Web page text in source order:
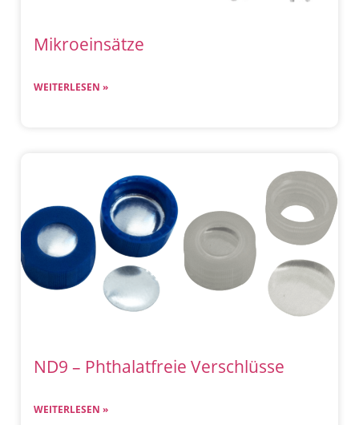
Mikroeinsätze
WEITERLESEN »
ND9 – Phthalatfreie Verschlüsse
WEITERLESEN »